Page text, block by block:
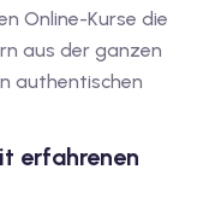
Online-Kurse die
aus der ganzen
authentischen
erfahrenen